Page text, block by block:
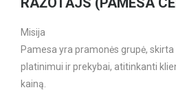
Misija
Pamesa yra pramonės grupė,
platinimui ir prekybai, atitinkanti
kainą.